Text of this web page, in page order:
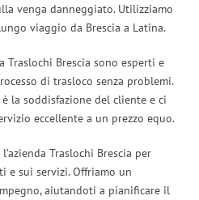
venga danneggiato. Utilizziamo
viaggio da Brescia a Latina.
Traslochi Brescia sono esperti e
di trasloco senza problemi.
la soddisfazione del cliente e ci
eccellente a un prezzo equo.
Traslochi Brescia per
e sui servizi. Offriamo un
aiutandoti a pianificare il